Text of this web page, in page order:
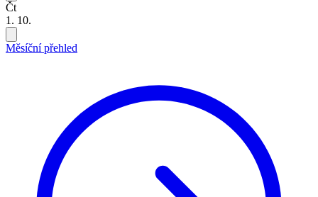
Čt
1. 10.
Měsíční přehled